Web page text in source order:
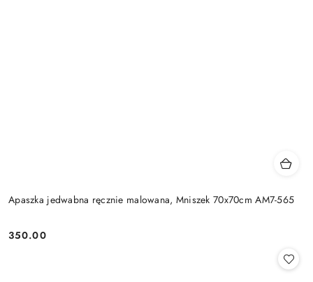
Apaszka jedwabna ręcznie malowana, Mniszek 70x70cm AM7-565
Cena:
350.00